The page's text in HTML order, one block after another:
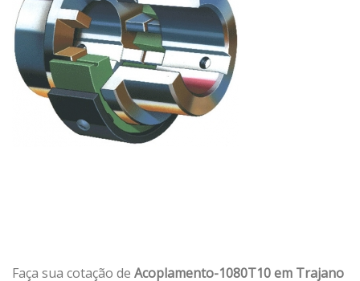
Faça sua cotação de Acoplamento-1080T10 em Trajano